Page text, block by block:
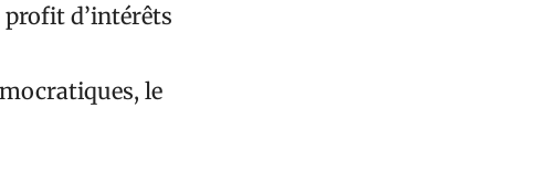
profit d’intérêts
le